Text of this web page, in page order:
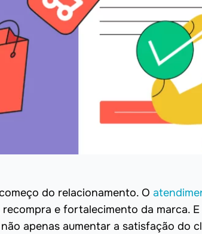
do relacionamento. O
e fortalecimento da marca. E
apenas aumentar a satisfação do